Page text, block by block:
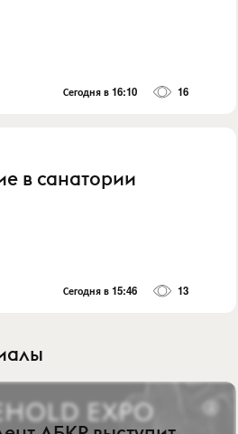
Сегодня в 16:10 16
в санатории
Сегодня в 15:46 13